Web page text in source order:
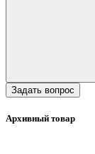
Задать вопрос
Архивный товар